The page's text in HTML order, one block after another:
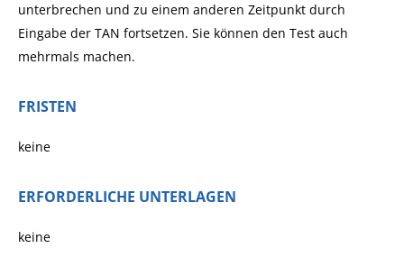
unterbrechen und zu einem anderen Zeitpunkt durch
Eingabe der TAN fortsetzen. Sie können den Test auch
mehrmals machen.
FRISTEN
keine
ERFORDERLICHE UNTERLAGEN
keine